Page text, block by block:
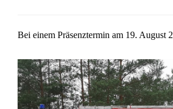
Bei einem Präsenztermin am 19. August